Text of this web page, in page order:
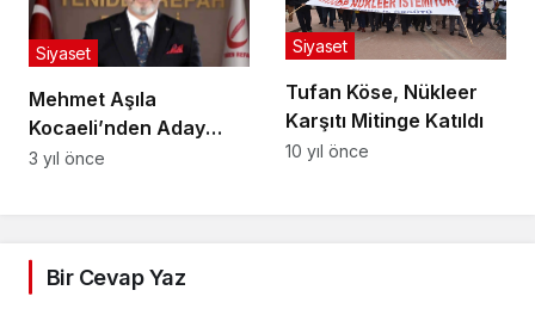
Mehmet Aşıla
Kocaeli’nden Aday
Gösterildi
Siyaset
3 yıl önce
Tufan Köse, Nükleer
Karşıtı Mitinge Katıldı
Siyaset
10 yıl önce
Bir Cevap Yaz